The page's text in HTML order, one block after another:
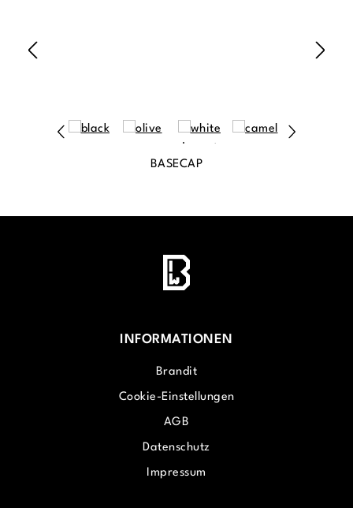
BASECAP
INFORMATIONEN
Brandit
Cookie-Einstellungen
AGB
Datenschutz
Impressum